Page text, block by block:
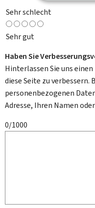
Sehr schlecht
Sehr gut
Haben Sie
Hinterlassen Sie uns
diese Seite zu verbessern.
personenbezogenen
Adresse, Ihren Namen
0/1000